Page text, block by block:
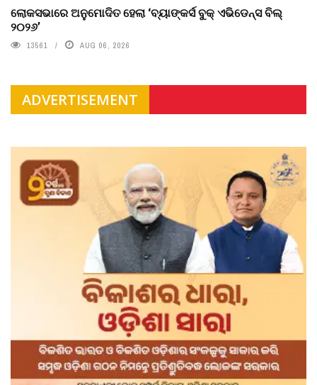
ଲୋକସଭାରେ ଅନୁମୋଦିତ ହେଲା ‘ବ୍ୟାଙ୍କର୍ସ ବୁକ୍ ଏଭିଡେନ୍ସ ବିଲ୍
୨୦୨୬’
13561 AUG 06, 2026
ADVERTISEMENT